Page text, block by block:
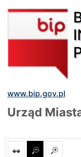
www.bip.gov.pl
Urząd